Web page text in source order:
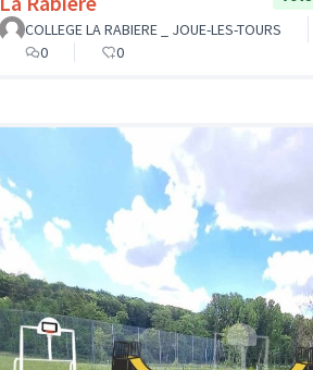
COLLEGE LA RABIERE _ JOUE-LES-TOURS
0
0